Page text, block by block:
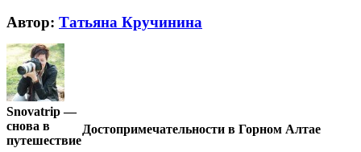
Vk
Автор: Татьяна Кручинина
Достопримечательности в Горном Алтае
Snovatrip —
снова в
путешествие